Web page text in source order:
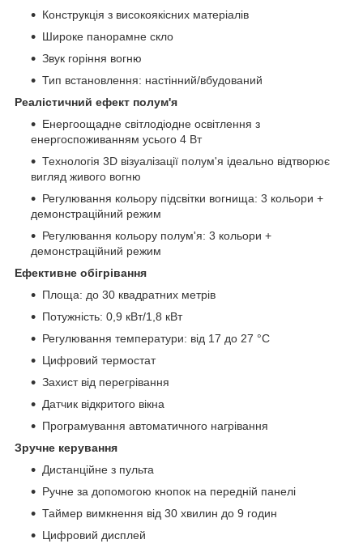
Конструкція з високоякісних матеріалів
Широке панорамне скло
Звук горіння вогню
Тип встановлення: настінний/вбудований
Реалістичний ефект полум'я
Енергоощадне світлодіодне освітлення з
енергоспоживанням усього 4 Вт
Технологія 3D візуалізації полум'я ідеально відтворює
вигляд живого вогню
Регулювання кольору підсвітки вогнища: 3 кольори +
демонстраційний режим
Регулювання кольору полум'я: 3 кольори +
демонстраційний режим
Ефективне обігрівання
Площа: до 30 квадратних метрів
Потужність: 0,9 кВт/1,8 кВт
Регулювання температури: від 17 до 27 °C
Цифровий термостат
Захист від перегрівання
Датчик відкритого вікна
Програмування автоматичного нагрівання
Зручне керування
Дистанційне з пульта
Ручне за допомогою кнопок на передній панелі
Таймер вимкнення від 30 хвилин до 9 годин
Цифровий дисплей